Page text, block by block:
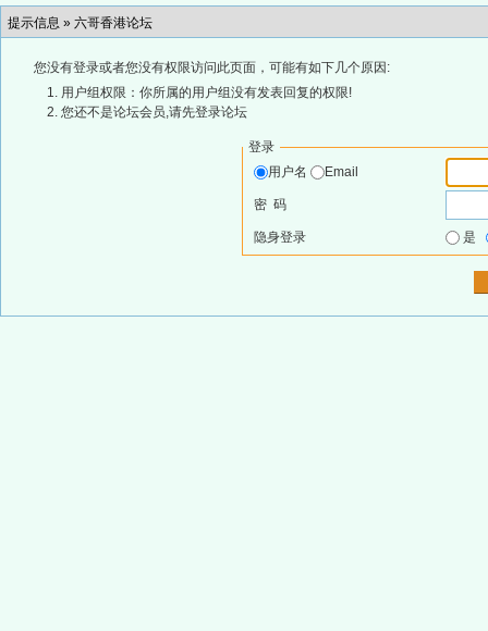
提示信息 » 六哥香港论坛
您没有登录或者您没有权限访问此页面，可能有如下几个原因:
用户组权限：你所属的用户组没有发表回复的权限!
您还不是论坛会员,请先登录论坛
登录
用户名
Email
密 码
隐身登录 是